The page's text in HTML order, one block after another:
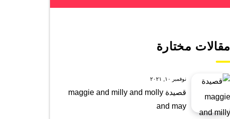
مقالات مختارة
نوفمبر ١٠, ٢٠٢١
قصيدة maggie and milly and molly
and may